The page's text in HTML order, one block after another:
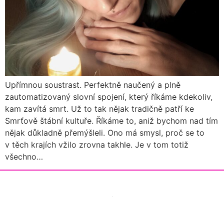
Upřímnou soustrast. Perfektně naučený a plně
zautomatizovaný slovní spojení, který říkáme kdekoliv,
kam zavítá smrt. Už to tak nějak tradičně patří ke
Smrťově štábní kultuře. Říkáme to, aniž bychom nad tím
nějak důkladně přemýšleli. Ono má smysl, proč se to
v těch krajích vžilo zrovna takhle. Je v tom totiž
všechno…